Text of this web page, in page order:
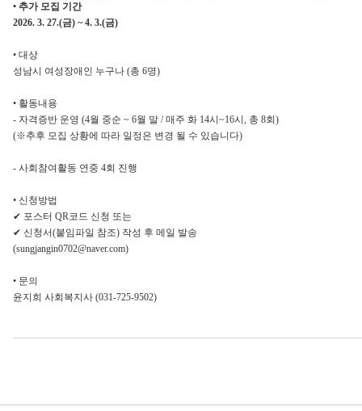
• 추가 모집 기간
2026. 3. 27.(금) ~ 4. 3.(금)
• 대상
성남시 여성장애인 누구나 (총 6명)
• 활동내용
- 자격증반 운영 (4월 중순 ~ 6월 말 / 매주 화 14시~16시, 총 8회)
(※추후 모집 상황에 따라 일정은 변경 될 수 있습니다)
- 사회참여활동 연중 4회 진행
• 신청방법
✔ 포스터 QR코드 신청 또는
✔ 신청서(붙임파일 참조) 작성 후 메일 발송
(sungjangin0702@naver.com)
• 문의
윤지희 사회복지사 (031-725-9502)